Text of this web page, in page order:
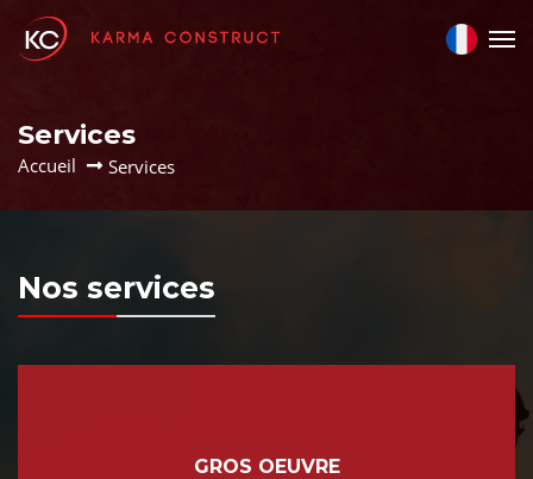
Services
Accueil Services
Nos services
GROS OEUVRE